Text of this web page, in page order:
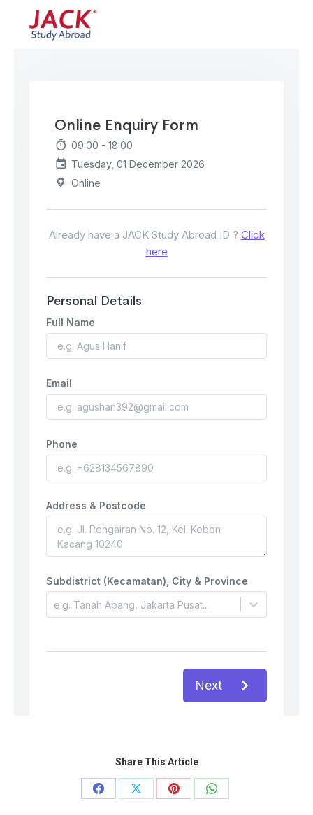
Share This Article
Share
Share
Share
Share